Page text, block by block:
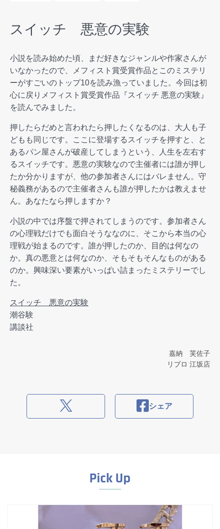
スイッチ 悪意の実験
小説を読み始めた頃、まだ好きなジャンルや作家さんが
いなかったので、メフィスト賞受賞作品とこのミステリ
ーがすごいのトップ10を読み漁っていました。今回は初
心に戻りメフィスト賞受賞作品『スイッチ 悪意の実験』
を読んでみました。
押したらだめと言われたら押したくなるのは、大人も子
どもも同じです。ここに登場するスイッチを押すと、と
あるパン屋さんが破産してしまうという、人生を左右す
るスイッチです。悪意の実験なので主催者には誰が押し
たか分かりますが、他の参加者さんにはバレません。守
秘義務があるので主催者さんも誰が押したかは教えませ
ん。あなたなら押しますか？
小説の中では序盤で押されてしまうのです。参加者さん
の心理戦だけでも面白そうななのに、そこから本当の心
理戦が始まるのです。誰が押したのか、目的は何なの
か。真の悪意とは何なのか、そもそもそんなものがある
のか。興味深い要素がいっぱい詰まったミステリーでし
た。
スイッチ 悪意の実験
潮谷験
講談社
嘉納 芙佐子
リブロ 江坂店
シェア
Pick Up